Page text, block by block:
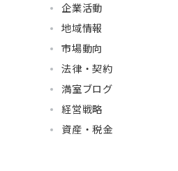
企業活動
地域情報
市場動向
法律・契約
満室ブログ
経営戦略
資産・税金